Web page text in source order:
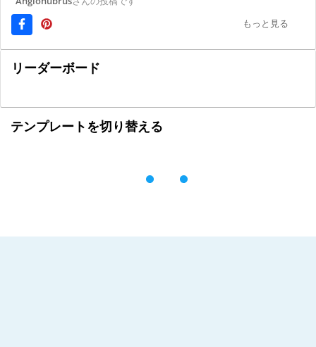
もっと見る
リーダーボード
テンプレートを切り替える